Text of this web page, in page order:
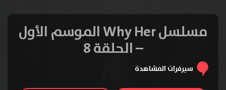
مسلسل Why Her الموسم الأول
– الحلقة 8
سيرفرات المشاهدة